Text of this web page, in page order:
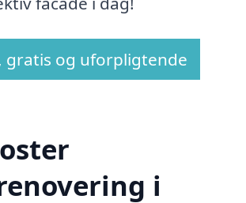
gratis og uforpligtende
i